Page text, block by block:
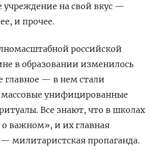
учреждение на свой вкус —
и прочее.
российской
в образовании изменилось
главное — в нем стали
массовые унифицированные
Все знают, что в школах
о важном», и их главная
милитаристская пропаганда.